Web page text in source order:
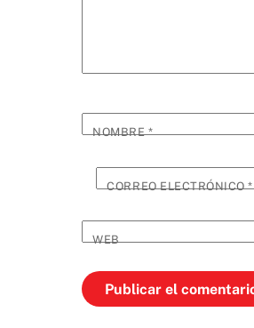
NOMBRE*
CORREO ELECTRÓNICO*
WEB